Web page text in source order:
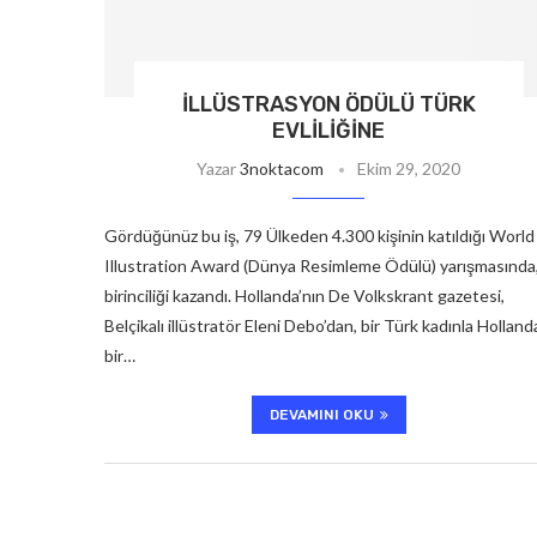
İLLÜSTRASYON ÖDÜLÜ TÜRK
EVLILIĞINE
Yazar3noktacom Ekim 29, 2020
Gördüğünüz bu iş, 79 Ülkeden 4.300 kişinin katıldığı World
Illustration Award (Dünya Resimleme Ödülü)
birinciliği kazandı. Hollanda’nın De Volkskrant gazetesi,
Belçikalı illüstratör Eleni Debo’dan, bir Türk kadınla
bir…
DEVAMINI OKU